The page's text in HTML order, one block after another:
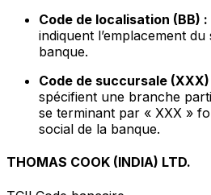
Code de localisation (BB) :
indiquent l’emplacement du
banque.
Code de succursale (XXX)
spécifient une branche
se terminant par « XXX »
social de la banque.
THOMAS COOK (INDIA) LTD.